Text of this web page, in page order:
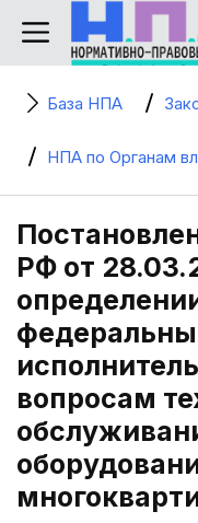
База НПА
НПА по Органам
РФ от
вопросам